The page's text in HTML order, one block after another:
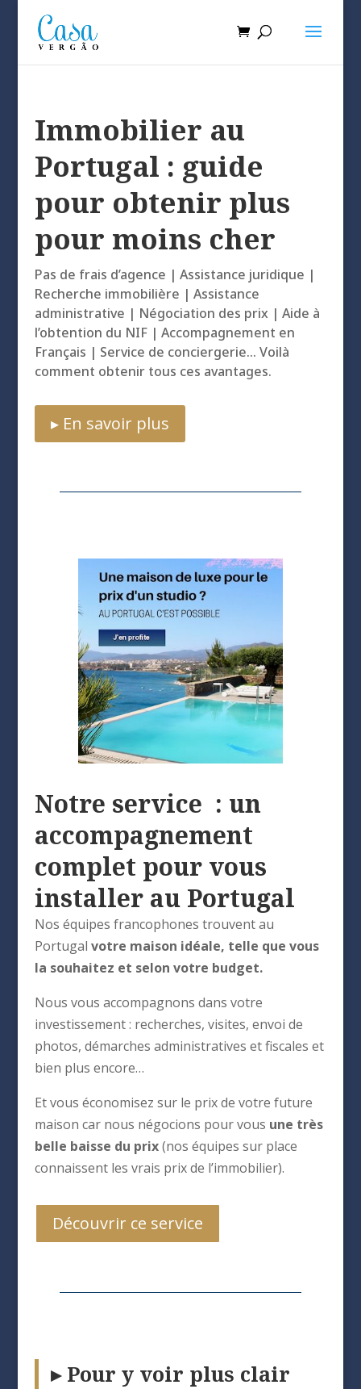
Immobilier au
Portugal : guide
pour obtenir plus
pour moins cher
Pas de frais d’agence | Assistance juridique |
Recherche immobilière | Assistance
administrative | Négociation des prix | Aide à
l’obtention du NIF | Accompagnement en
Français | Service de conciergerie… Voilà
comment obtenir tous ces avantages.
▸ En savoir plus
Notre service : un
accompagnement
complet pour vous
installer au Portugal
Nos équipes francophones trouvent au
Portugal votre maison idéale, telle que vous
la souhaitez et selon votre budget.
Nous vous accompagnons dans votre
investissement : recherches, visites, envoi de
photos, démarches administratives et fiscales et
bien plus encore…
Et vous économisez sur le prix de votre future
maison car nous négocions pour vous une très
belle baisse du prix(nos équipes sur place
connaissent les vrais prix de l’immobilier).
Découvrir ce service
▸ Pour y voir plus clair